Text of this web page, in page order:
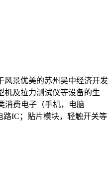
景优美的苏州吴中经济开发
机及拉力测试仪等设备的生
消费电子（手机，电脑
IC；贴片模块，轻触开关等